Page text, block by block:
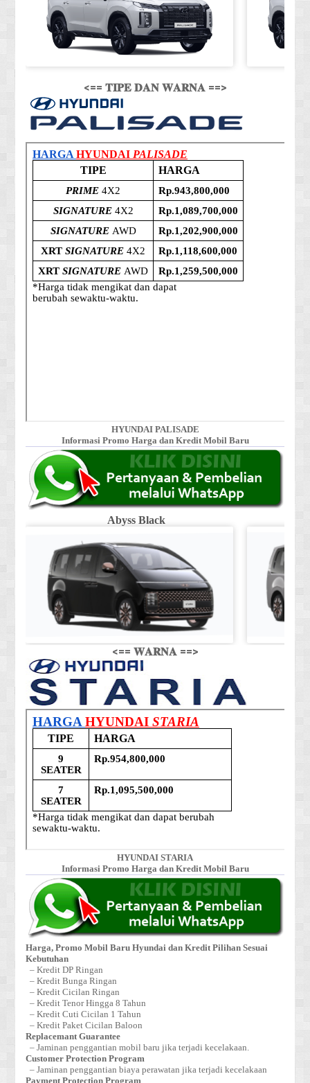
<== 𝐓𝐈𝐏𝐄 𝐃𝐀𝐍 𝐖𝐀𝐑𝐍𝐀 ==>
HYUNDAI PALISADE
Informasi Promo Harga dan Kredit Mobil Baru
Abyss Black
<== 𝐖𝐀𝐑𝐍𝐀 ==>
HYUNDAI STARIA
Informasi Promo Harga dan Kredit Mobil Baru
Harga, Promo Mobil Baru Hyundai dan Kredit Pilihan Sesuai
Kebutuhan
– Kredit DP Ringan
– Kredit Bunga Ringan
– Kredit Cicilan Ringan
– Kredit Tenor Hingga 8 Tahun
– Kredit Cuti Cicilan 1 Tahun
– Kredit Paket Cicilan Baloon
Replacemant Guarantee
– Jaminan penggantian mobil baru jika terjadi kecelakaan.
Customer Protection Program
– Jaminan penggantian biaya perawatan jika terjadi kecelakaan